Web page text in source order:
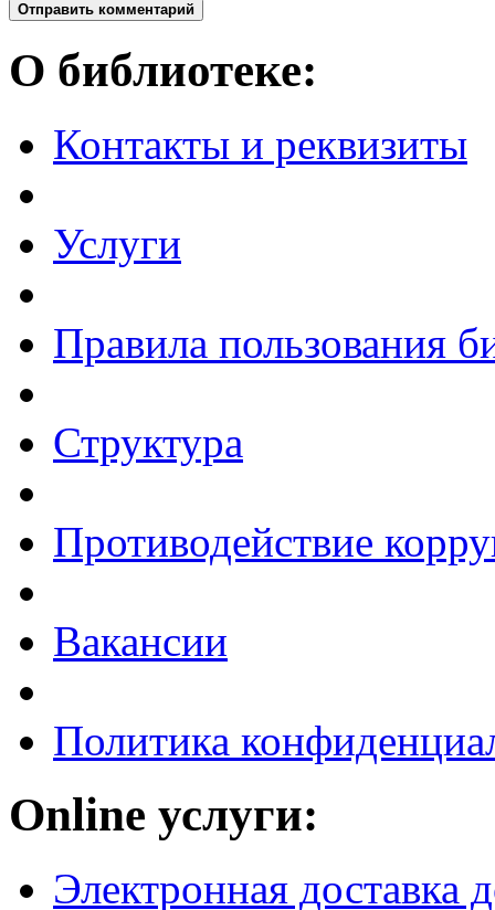
Отправить комментарий
О библиотеке:
Контакты и реквизиты
Услуги
Правила пользования
Структура
Противодействие
Вакансии
Политика
Online услуги:
Электронная доставка